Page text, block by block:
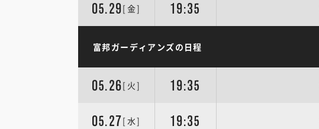
05.29[金] 19:35
富邦ガーディアンズの日程
05.26[火] 19:35
05.27[水] 19:35